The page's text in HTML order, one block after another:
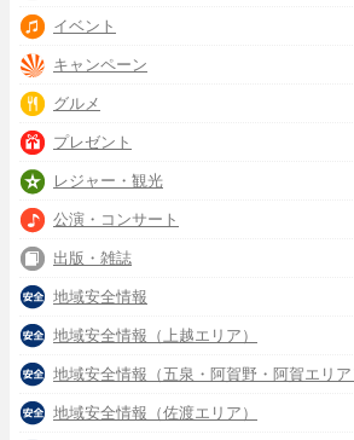
イベント
キャンペーン
グルメ
プレゼント
レジャー・観光
公演・コンサート
出版・雑誌
地域安全情報
地域安全情報（上越エリア）
地域安全情報（五泉・阿賀野・阿賀エリア
地域安全情報（佐渡エリア）